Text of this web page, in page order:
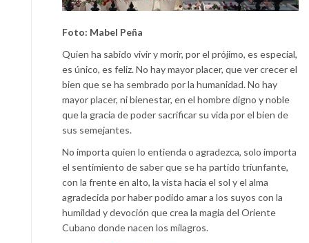
Foto: Mabel Peña
Quien ha sabido vivir y morir, por el prójimo, es especial,
es único, es feliz. No hay mayor placer, que ver crecer el
bien que se ha sembrado por la humanidad. No hay
mayor placer, ni bienestar, en el hombre digno y noble
que la gracia de poder sacrificar su vida por el bien de
sus semejantes.
No importa quien lo entienda o agradezca, solo importa
el sentimiento de saber que se ha partido triunfante,
con la frente en alto, la vista hacia el sol y el alma
agradecida por haber podido amar a los suyos con la
humildad y devoción que crea la magia del Oriente
Cubano donde nacen los milagros.